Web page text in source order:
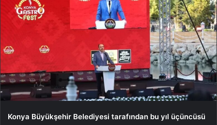
Konya Büyükşehir Belediyesi tarafından bu yıl üçüncüsü